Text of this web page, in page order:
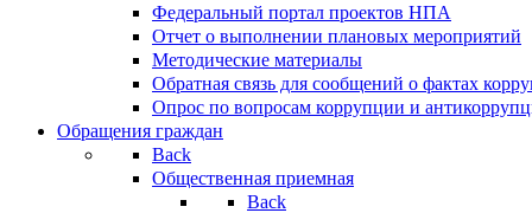
Федеральный портал проектов НПА
Отчет о выполнении плановых мероприятий
Методические материалы
Обратная связь для сообщений о фактах
Опрос по вопросам коррупции и
Обращения граждан
Back
Общественная приемная
Back